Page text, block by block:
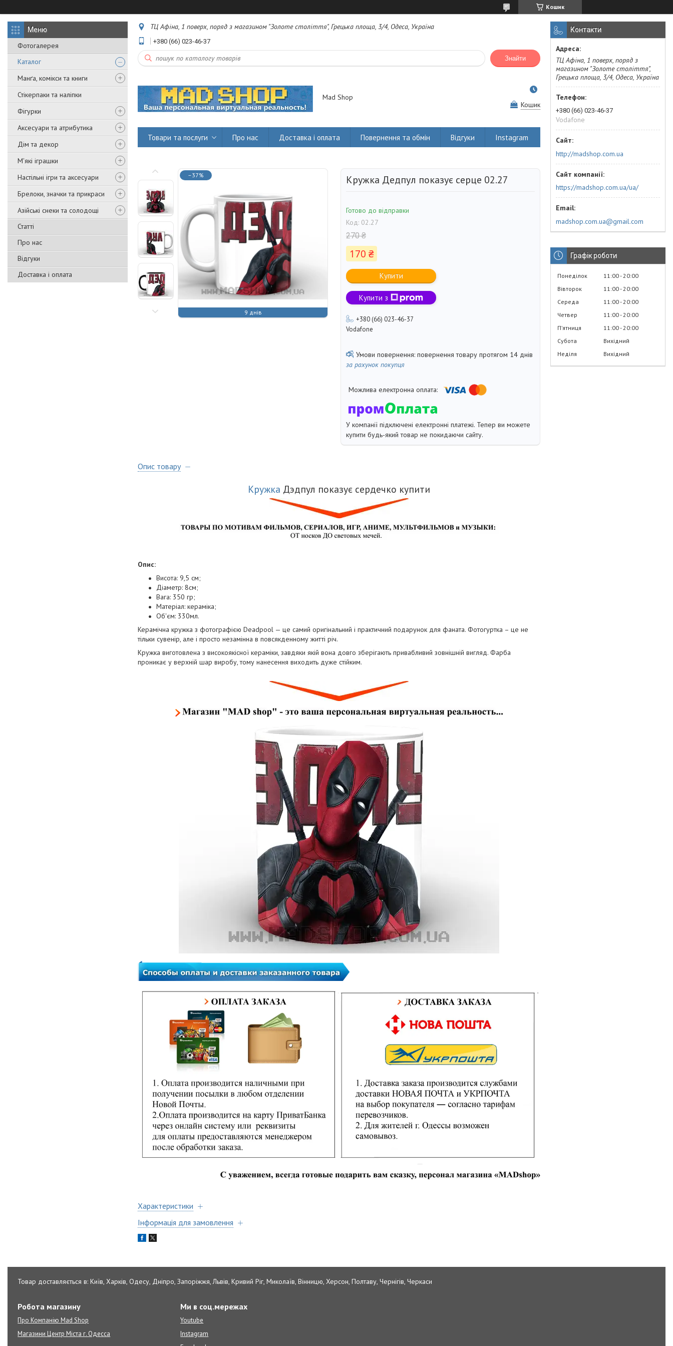
Кошик
Фотогалерея
Каталог
Манґа, комікси та книги
Стікерпаки та наліпки
Фігурки
Аксесуари та атрибутика
Дім та декор
М'які іграшки
Настільні ігри та аксесуари
Брелоки, значки та прикраси
Азійські снеки та солодощі
Статті
Про нас
Відгуки
Доставка і оплата
ТЦ Афіна, 1 поверх, поряд з магазином "Золоте століття", Грецька площа, 3/4, Одеса, Україна
+380 (66) 023-46-37
Знайти
Mad Shop
Кошик
Товари та послуги Про нас Доставка і оплата Повернення та обмін Відгуки Instagram
–37%
9 днів
Кружка Дедпул показує серце 02.27
Готово до відправки
Код: 02.27
270 ₴
170 ₴
Купити
Купити з
+380 (66) 023-46-37
Vodafone
повернення товару протягом 14 днів
за рахунок покупця
У компанії підключені електронні платежі. Тепер ви можете
купити будь-який товар не покидаючи сайту.
Опис товару
Кружка Дэдпул показує сердечко купити
Опис:
Висота: 9,5 см;
Діаметр: 8см;
Вага: 350 гр;
Матеріал: кераміка;
Об'єм: 330мл.
Керамічна кружка з фотографією Deadpool — це самий оригінальний і практичний подарунок для фаната. Фотогуртка – це не
тільки сувенір, але і просто незамінна в повсякденному житті річ.
Кружка виготовлена з високоякісної кераміки, завдяки якій вона довго зберігають привабливий зовнішній вигляд. Фарба
проникає у верхній шар виробу, тому нанесення виходить дуже стійким.
Характеристики
Інформація для замовлення
Контакти
ТЦ Афіна, 1 поверх, поряд з
магазином "Золоте століття",
Грецька площа, 3/4, Одеса, Україна
+380 (66) 023-46-37
Vodafone
http://madshop.com.ua
https://madshop.com.ua/ua/
madshop.com.ua@gmail.com
Графік роботи
Понеділок 11:00 20:00
Вівторок
11:00 20:00
Середа
11:00 20:00
Четвер
11:00 20:00
Пʼятниця
11:00 20:00
Субота
Вихідний
Неділя
Вихідний
Товар доставляється в: Київ, Харків, Одесу, Дніпро, Запоріжжя, Львів, Кривий Ріг, Миколаїв, Вінницю, Херсон, Полтаву, Чернігів, Черкаси
Робота магазину
Про Компанію Mad Shop
Магазини Центр Міста г. Одесса
Ми в соц.мережах
Youtube
Instagram